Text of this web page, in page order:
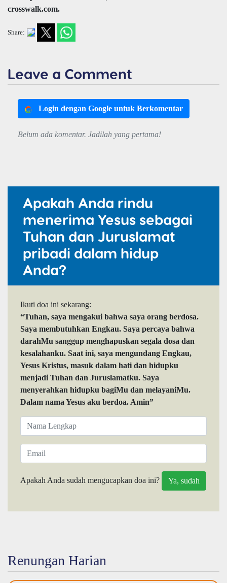
crosswalk.com.
Share:
Leave a Comment
Login dengan Google untuk Berkomentar
Belum ada komentar. Jadilah yang pertama!
Apakah Anda rindu
menerima Yesus sebagai
Tuhan dan Juruslamat
pribadi dalam hidup
Anda?
Ikuti doa ini sekarang:
“Tuhan, saya mengakui bahwa saya orang berdosa.
Saya membutuhkan Engkau. Saya percaya bahwa
darahMu sanggup menghapuskan segala dosa dan
kesalahanku. Saat ini, saya mengundang Engkau,
Yesus Kristus, masuk dalam hati dan hidupku
menjadi Tuhan dan Juruslamatku. Saya
menyerahkan hidupku bagiMu dan melayaniMu.
Dalam nama Yesus aku berdoa. Amin”
Apakah Anda sudah mengucapkan doa ini?
Renungan Harian